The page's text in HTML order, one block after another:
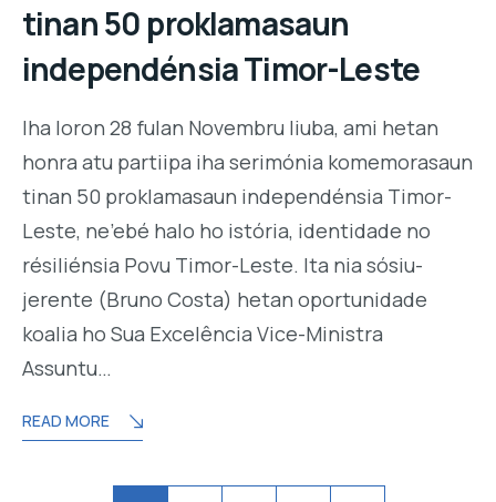
tinan 50 proklamasaun
independénsia Timor-Leste
Iha loron 28 fulan Novembru liuba, ami hetan
honra atu partiipa iha serimónia komemorasaun
tinan 50 proklamasaun independénsia Timor-
Leste, ne’ebé halo ho istória, identidade no
résiliénsia Povu Timor-Leste. Ita nia sósiu-
jerente (Bruno Costa) hetan oportunidade
koalia ho Sua Excelência Vice-Ministra
Assuntu…
READ MORE